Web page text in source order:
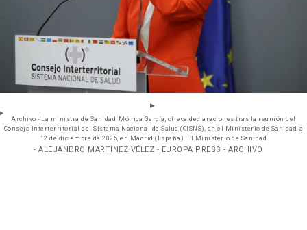
Archivo - La ministra de Sanidad, Mónica García, ofrece declaraciones tras la reunión del
Consejo Interterritorial del Sistema Nacional de Salud (CISNS), en el Ministerio de Sanidad, a
12 de diciembre de 2025, en Madrid (España). El Ministerio de Sanidad
- ALEJANDRO MARTÍNEZ VÉLEZ - EUROPA PRESS - ARCHIVO